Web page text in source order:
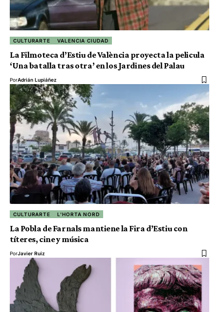
CULTURARTE VALENCIA CIUDAD
La Filmoteca d’Estiu de València proyecta la pelicula
‘Una batalla tras otra’ en los Jardines del Palau
PorAdrián Lupiáñez
CULTURARTE L'HORTA NORD
La Pobla de Farnals mantiene la Fira d’Estiu con
títeres, cine y música
PorJavier Ruiz